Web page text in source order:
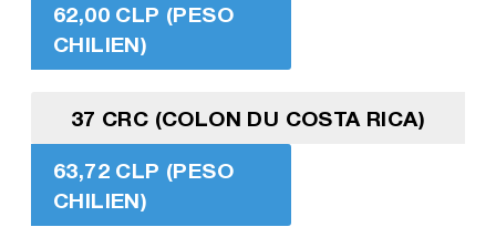
62,00 CLP (PESO
CHILIEN)
37 CRC (COLON DU COSTA RICA)
63,72 CLP (PESO
CHILIEN)